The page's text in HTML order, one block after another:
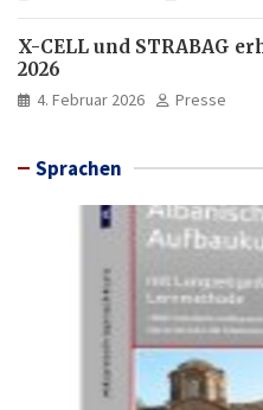
X-CELL und STRABAG
2026
4. Februar 2026 Presse
Sprachen